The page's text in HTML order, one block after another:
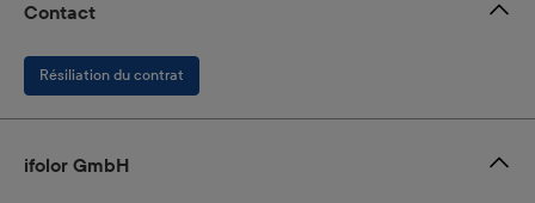
Contact
Résiliation du contrat
ifolor GmbH